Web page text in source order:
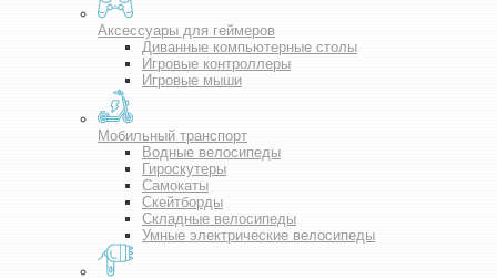
Аксессуары для геймеров
Диванные компьютерные столы
Игровые контроллеры
Игровые мыши
Мобильный транспорт
Водные велосипеды
Гироскутеры
Самокаты
Скейтборды
Складные велосипеды
Умные электрические велосипеды